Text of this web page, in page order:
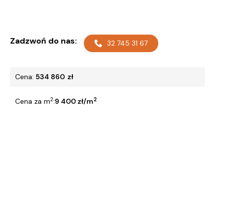
Zadzwoń do nas: 32 745 31 67
Cena: 534 860 zł
Cena za m2:9 400 zł/m2